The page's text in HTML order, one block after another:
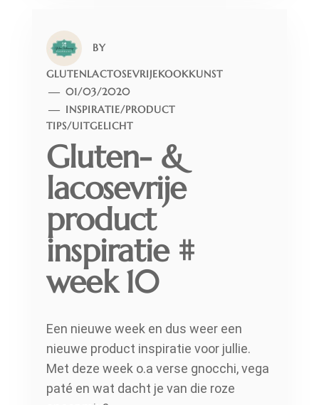
BY
GLUTENLACTOSEVRIJEKOOKKUNST
01/03/2020
INSPIRATIE/PRODUCT
TIPS/UITGELICHT
Gluten- &
lacosevrije
product
inspiratie #
week 10
Een nieuwe week en dus weer een
nieuwe product inspiratie voor jullie.
Met deze week o.a verse gnocchi, vega
paté en wat dacht je van die roze